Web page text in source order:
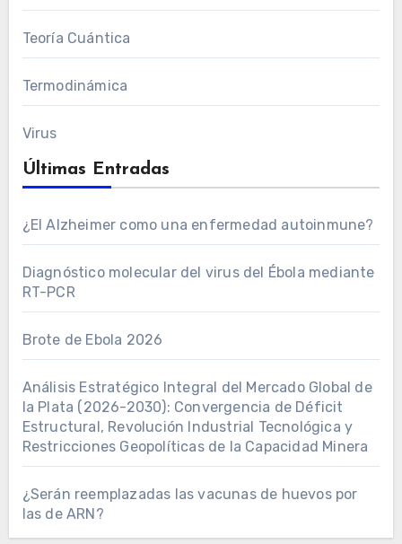
Teoría Cuántica
Termodinámica
Virus
Últimas Entradas
¿El Alzheimer como una enfermedad autoinmune?
Diagnóstico molecular del virus del Ébola mediante
RT-PCR
Brote de Ebola 2026
Análisis Estratégico Integral del Mercado Global de
la Plata (2026-2030): Convergencia de Déficit
Estructural, Revolución Industrial Tecnológica y
Restricciones Geopolíticas de la Capacidad Minera
¿Serán reemplazadas las vacunas de huevos por
las de ARN?